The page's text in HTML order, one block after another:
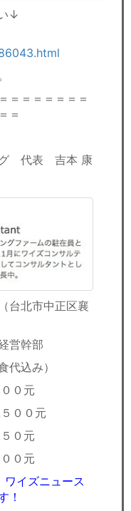
↓
＝＝＝＝＝＝＝
＝
グ 代表 吉本 康
台北市中正区襄
営幹部
代込み）
０元
００元
０元
元
イズニュース
！